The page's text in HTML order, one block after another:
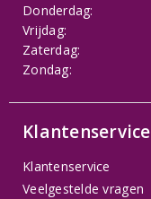
Donderdag:
Vrijdag:
Zaterdag:
Zondag:
Klantenservice
Klantenservice
Veelgestelde vragen